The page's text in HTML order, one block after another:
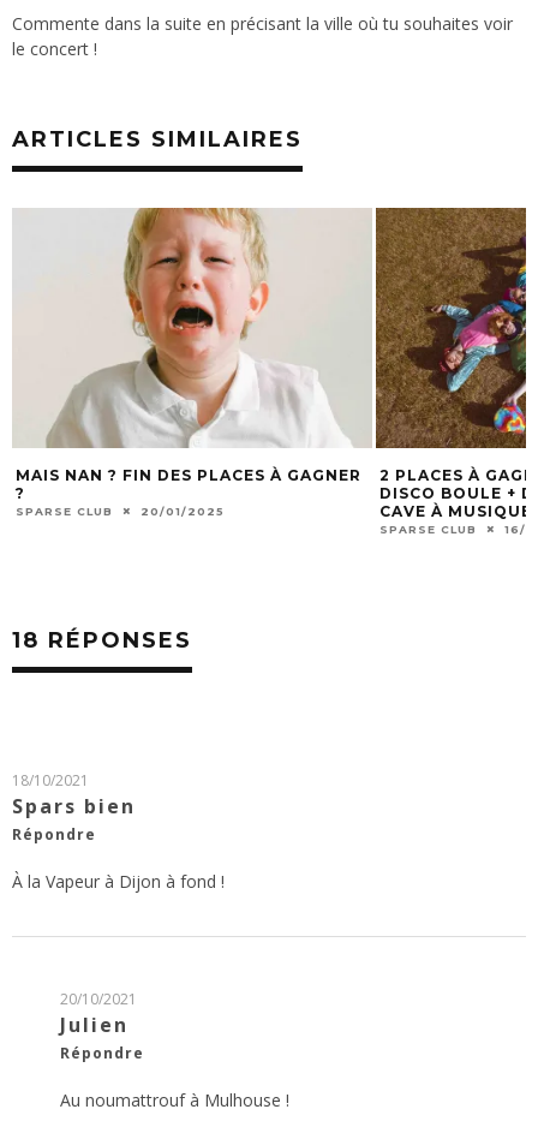
Commente dans la suite en précisant la ville où tu souhaites voir
le concert !
ARTICLES SIMILAIRES
MAIS NAN ? FIN DES PLACES À GAGNER
?
SPARSE CLUB 20/01/2025
2 PLACES À
DISCO BOULE +
CAVE À
SPARSE CLUB 16/
18 RÉPONSES
18/10/2021
Spars bien
Répondre
À la Vapeur à Dijon à fond !
20/10/2021
Julien
Répondre
Au noumattrouf à Mulhouse !